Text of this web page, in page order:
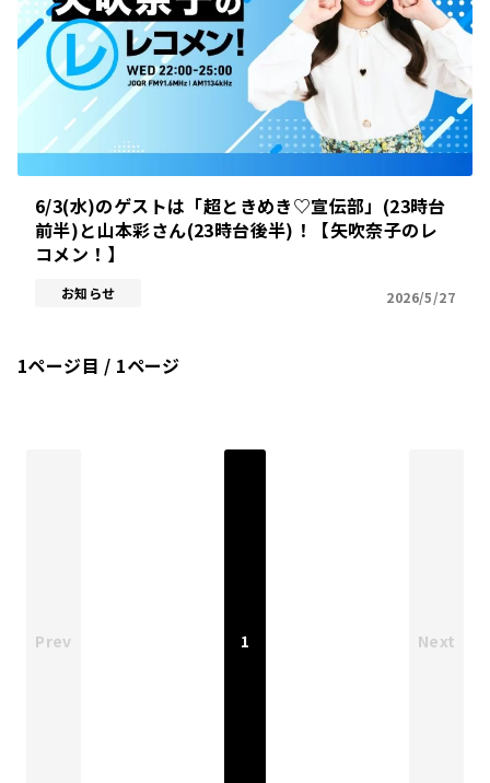
6/3(水)のゲストは「超ときめき♡宣伝部」(23時台
前半)と山本彩さん(23時台後半)！【矢吹奈子のレ
コメン！】
お知らせ 2026/5/27
1ページ目 / 1ページ
Prev 1 Next